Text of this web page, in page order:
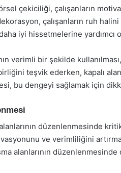
çekiciliği, çalışanların
çalışanların ruh
iyi hissetmelerine yardımcı
verimli bir şekilde
teşvik ederken, kapalı
bu dengeyi sağlamak için
düzenlenmesinde
ve verimliliğini
alanlarının düzenlenmesinde